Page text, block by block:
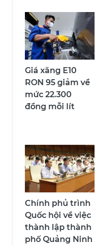
Giá xăng E10
RON 95 giảm về
mức 22.300
đồng mỗi lít
Chính phủ trình
Quốc hội về việc
thành lập thành
phố Quảng Ninh